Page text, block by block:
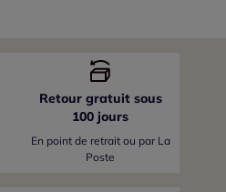
Retour gratuit sous
100 jours
En point de retrait ou par La
Poste